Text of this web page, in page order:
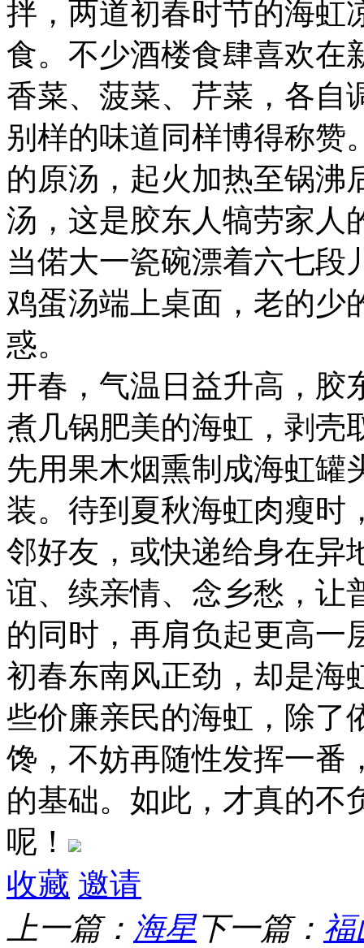
拌，两道初春时节的海虹
食。不少酒楼食肆喜欢在
香菜、菠菜、芹菜，各自
别样的味道同样博得称赞
的原汤，起火加热至锅沸
汤，这是胶东人犒劳家人
当偌大一瓷碗漂着六七段
鸡蛋汤端上桌面，老的少
惑。
开春，气温日益升高，胶
煮几锅肥美的海虹，剥壳
先用果木烟熏制成海虹罐
装。待到夏秋海虹肉瘦时
邻好友，或快递给身在异
谊、续亲情、念乡愁，让
的同时，再肩负起更高一
初春东南风正劲，却是海
些价廉亲民的海虹，除了
馋，不妨再随性发挥一番
的基础。如此，才真的不
呢！
收藏 邀请
上一篇： 海星下一篇： 福